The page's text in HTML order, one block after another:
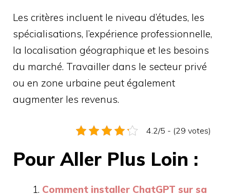
Les critères incluent le niveau d’études, les
spécialisations, l’expérience professionnelle,
la localisation géographique et les besoins
du marché. Travailler dans le secteur privé
ou en zone urbaine peut également
augmenter les revenus.
4.2/5 - (29 votes)
Pour Aller Plus Loin :
Comment installer ChatGPT sur sa